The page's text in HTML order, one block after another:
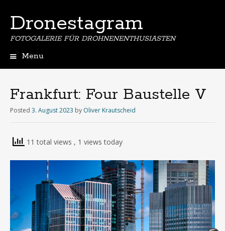
Dronestagram
FOTOGALERIE FÜR DROHNENENTHUSIASTEN
Menu
Frankfurt: Four Baustelle V
Posted 3. August 2023 by Oliver Krautscheid
11 total views , 1 views today